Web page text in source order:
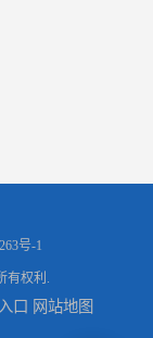
号-1
有权利.
口 网站地图